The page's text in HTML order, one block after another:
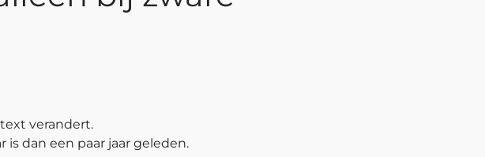
verandert.
dan een paar jaar geleden.